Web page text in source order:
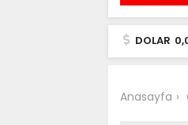
DOLAR
Anasayfa